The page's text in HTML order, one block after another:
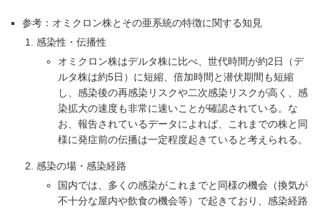
参考：オミクロン株とその亜系統の特徴に関する知見
感染性・伝播性
オミクロン株はデルタ株に比べ、世代時間が約2日（デ
ルタ株は約5日）に短縮、倍加時間と潜伏期間も短縮
し、感染後の再感染リスクや二次感染リスクが高く、感
染拡大の速度も非常に速いことが確認されている。な
お、報告されているデータによれば、これまでの株と同
様に発症前の伝播は一定程度起きていると考えられる。
感染の場・感染経路
国内では、多くの感染がこれまでと同様の機会（換気が
不十分な屋内や飲食の機会等）で起きており、感染経路